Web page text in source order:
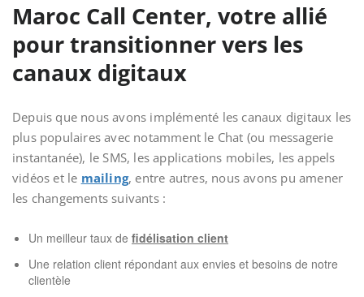
Maroc Call Center, votre allié
pour transitionner vers les
canaux digitaux
Depuis que nous avons implémenté les canaux digitaux les
plus populaires avec notamment le Chat (ou messagerie
instantanée), le SMS, les applications mobiles, les appels
vidéos et le mailing, entre autres, nous avons pu amener
les changements suivants :
Un meilleur taux de fidélisation client
Une relation client répondant aux envies et besoins de notre
clientèle